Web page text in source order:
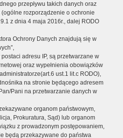
przepływu takich danych oraz
rozporządzenie o ochronie
z dnia 4 maja 2016r., dalej RODO
Ochrony Danych znajdują się w
adresu IP, są przetwarzane w
oraz wypełnienia obowiązków
ust.1 lit.c RODO),
na stronie będącego adresem
Pani na przetwarzanie danych w
organom państwowym,
Prokuratura, Sąd) lub organom
z prowadzonym postępowaniem,
będą przekazywane do państwa